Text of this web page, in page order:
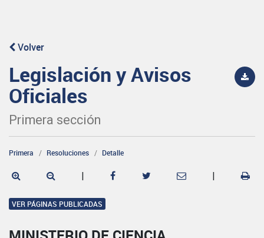
Volver
Legislación y Avisos
Oficiales
Primera sección
Primera Resoluciones Detalle
| |
VER PÁGINAS PUBLICADAS